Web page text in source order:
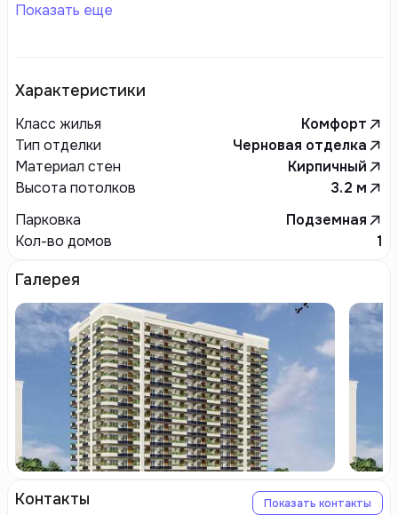
представляет собой современные дизайнерские элементы и
Показать еще
Характеристики
Класс жилья
Комфорт
Тип отделки
Черновая отделка
Материал стен
Кирпичный
Высота потолков
3.2 м
Парковка
Подземная
Кол-во домов
1
Галерея
Контакты Показать контакты